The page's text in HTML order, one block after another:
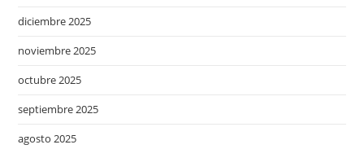
diciembre 2025
noviembre 2025
octubre 2025
septiembre 2025
agosto 2025